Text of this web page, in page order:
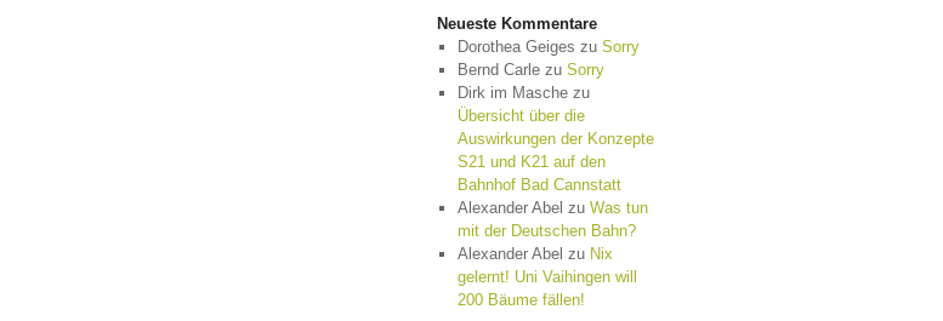
Neueste Kommentare
Dorothea Geiges zu Sorry
Bernd Carlezu Sorry
Dirk im Maschezu
Übersicht über die
Auswirkungen der Konzepte
S21 und K21 auf den
Bahnhof Bad Cannstatt
Alexander Abel zu Was tun
mit der Deutschen Bahn?
Alexander Abel zu Nix
gelernt! Uni Vaihingen will
200 Bäume fällen!